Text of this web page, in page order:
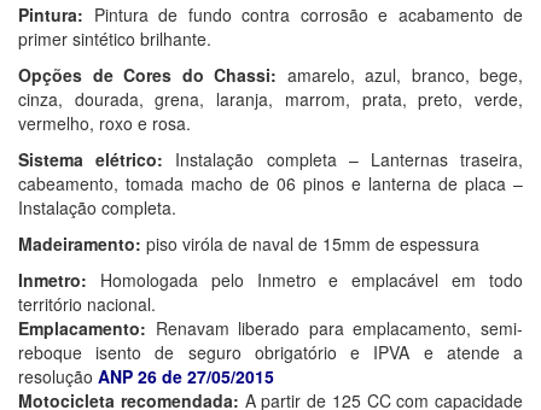
Pintura: Pintura de fundo contra corrosão e acabamento de
primer sintético brilhante.
Opções de Cores do Chassi: amarelo, azul, branco, bege,
cinza, dourada, grena, laranja, marrom, prata, preto, verde,
vermelho, roxo e rosa.
Sistema elétrico: Instalação completa – Lanternas traseira,
cabeamento, tomada macho de 06 pinos e lanterna de placa –
Instalação completa.
Madeiramento: piso viróla de naval de 15mm de espessura
Inmetro: Homologada pelo Inmetro e emplacável em todo
território nacional.
Emplacamento: Renavam liberado para emplacamento, semi-
reboque isento de seguro obrigatório e IPVA e atende a
resolução ANP 26 de 27/05/2015
Motocicleta recomendada: A partir de 125 CC com capacidade